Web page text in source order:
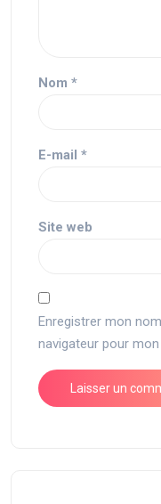
Nom *
E-mail *
Site web
Enregistrer mon
navigateur pour